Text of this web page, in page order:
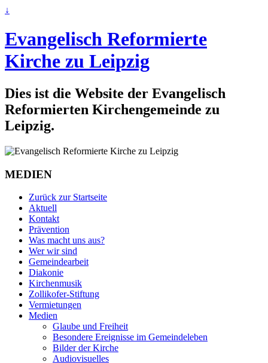
↓
Evangelisch Reformierte
Kirche zu Leipzig
Dies ist die Website der Evangelisch
Reformierten Kirchengemeinde zu
Leipzig.
MEDIEN
Zurück zur Startseite
Aktuell
Kontakt
Prävention
Was macht uns aus?
Wer wir sind
Gemeindearbeit
Diakonie
Kirchenmusik
Zollikofer-Stiftung
Vermietungen
Medien
Glaube und Freiheit
Besondere Ereignisse im Gemeindeleben
Bilder der Kirche
Audiovisuelles